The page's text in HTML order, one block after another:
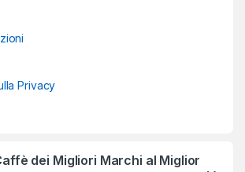
Privacy
dei Migliori Marchi al Miglior